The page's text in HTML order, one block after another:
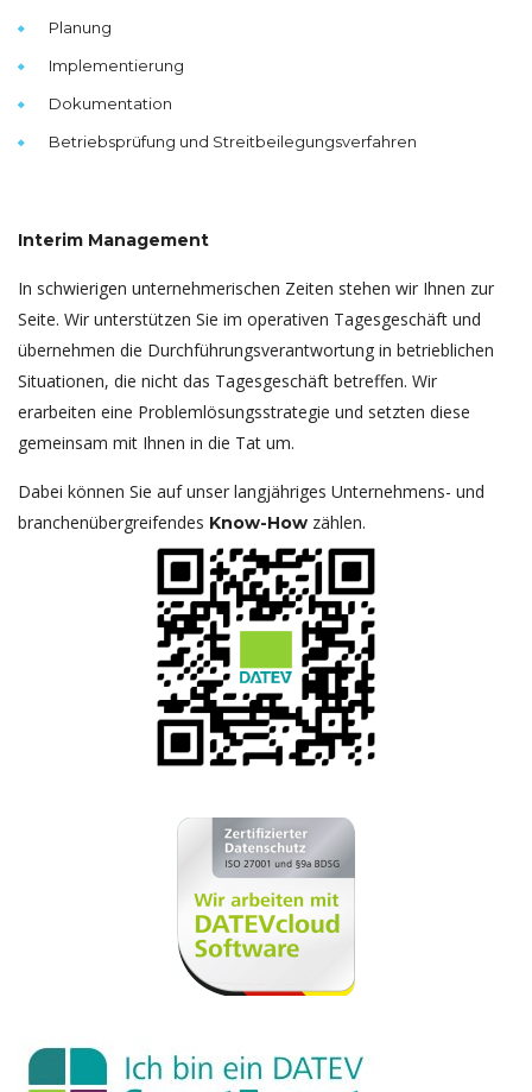
Planung
Implementierung
Dokumentation
Betriebsprüfung und Streitbeilegungsverfahren
Interim Management
In schwierigen unternehmerischen Zeiten stehen wir Ihnen zur
Seite. Wir unterstützen Sie im operativen Tagesgeschäft und
übernehmen die Durchführungsverantwortung in betrieblichen
Situationen, die nicht das Tagesgeschäft betreffen. Wir
erarbeiten eine Problemlösungsstrategie und setzten diese
gemeinsam mit Ihnen in die Tat um.
Dabei können Sie auf unser langjähriges Unternehmens- und
branchenübergreifendes Know-How zählen.